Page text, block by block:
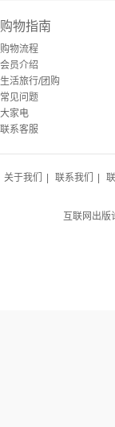
购物指南
购物流程
会员介绍
生活旅行/团购
常见问题
大家电
联系客服
关于我们 联系我们
互联网出版